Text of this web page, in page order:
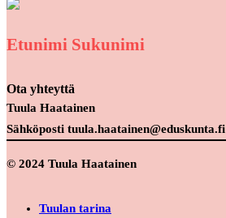
Etunimi Sukunimi
Ota yhteyttä
Tuula Haatainen
Sähköposti tuula.haatainen@eduskunta.fi
© 2024 Tuula Haatainen
Tuulan tarina